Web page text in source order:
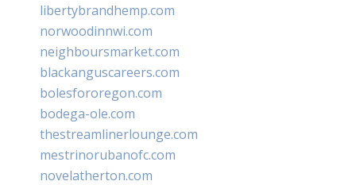
libertybrandhemp.com
norwoodinnwi.com
neighboursmarket.com
blackanguscareers.com
bolesfororegon.com
bodega-ole.com
thestreamlinerlounge.com
mestrinorubanofc.com
novelatherton.com